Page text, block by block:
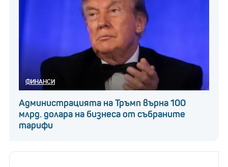
ФИНАНСИ
Администрацията на Тръмп върна 100
млрд. долара на бизнеса от събраните
тарифи